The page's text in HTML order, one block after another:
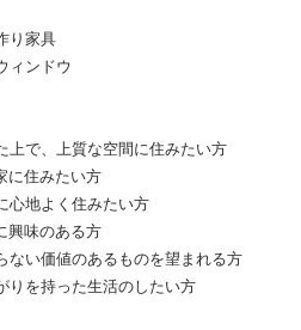
り家具
ィンドウ
で、上質な空間に住みたい方
に住みたい方
心地よく住みたい方
興味のある方
い価値のあるものを望まれる方
を持った生活のしたい方